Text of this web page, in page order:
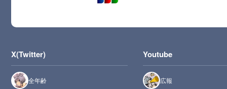
X(Twitter)
全年齢
Youtube
広報